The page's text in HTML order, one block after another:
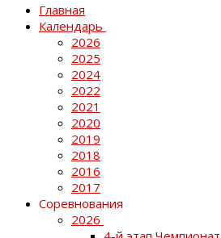
Главная
Календарь
2026
2025
2024
2022
2021
2020
2019
2018
2016
2017
Соревнования
2026